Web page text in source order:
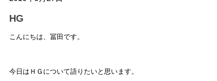
HG
こんにちは、冨田です。
今日はＨＧについて語りたいと思います。